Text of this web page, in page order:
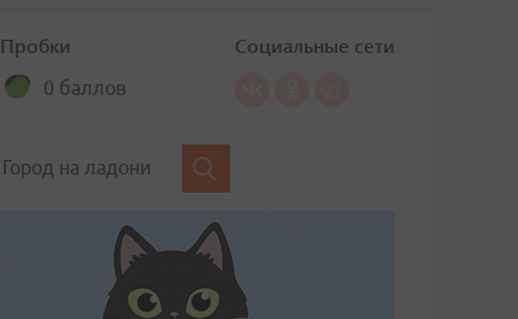
Пробки
0 баллов
Социальные сети
Город на ладони